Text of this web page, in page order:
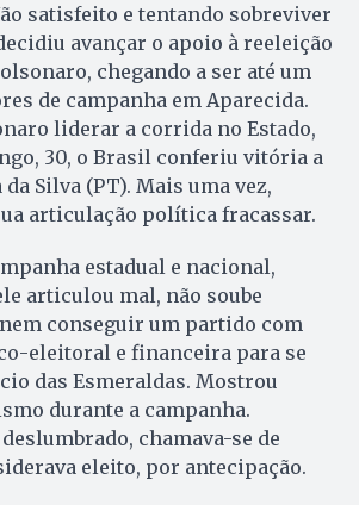
satisfeito e tentando sobreviver
avançar o apoio à reeleição
chegando a ser até um
de campanha em Aparecida.
liderar a corrida no Estado,
30, o Brasil conferiu vitória a
Silva (PT). Mais uma vez,
articulação política fracassar.
estadual e nacional,
articulou mal, não soube
conseguir um partido com
eleitoral e financeira para se
das Esmeraldas. Mostrou
durante a campanha.
chamava-se de
eleito, por antecipação.